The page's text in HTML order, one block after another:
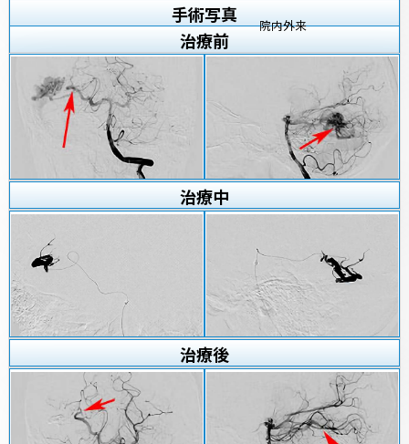
院内外来
手術写真
治療前
治療中
治療後